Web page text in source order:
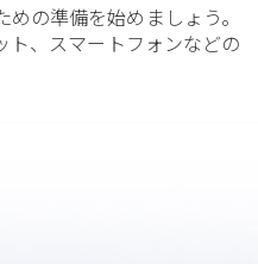
の準備を始めましょう。
ト、スマートフォンなどの